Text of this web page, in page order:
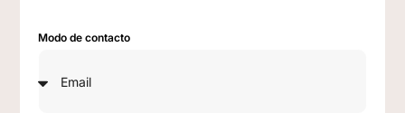
Modo de contacto